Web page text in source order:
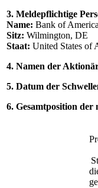
3. Meldepflichtige
Name: Bank of
Sitz: Wilmington, DE
Staat: United States of
4. Namen der
5. Datum der
6. Gesamtposition der